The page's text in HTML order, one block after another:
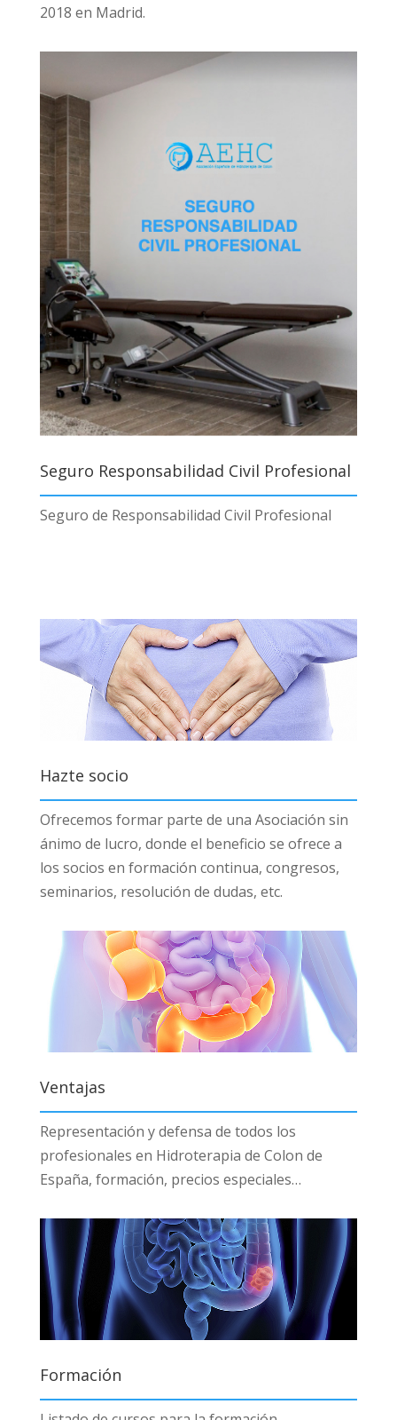
2018 en Madrid.
Seguro Responsabilidad Civil Profesional
Seguro de Responsabilidad Civil Profesional
Hazte socio
Ofrecemos formar parte de una Asociación sin
ánimo de lucro, donde el beneficio se ofrece a
los socios en formación continua, congresos,
seminarios, resolución de dudas, etc.
Ventajas
Representación y defensa de todos los
profesionales en Hidroterapia de Colon de
España, formación, precios especiales…
Formación